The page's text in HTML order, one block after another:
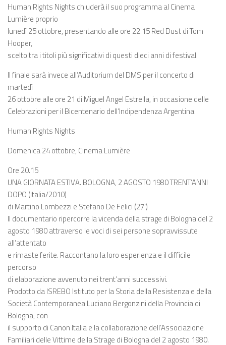
Human Rights Nights chiuderà il suo programma al Cinema
Lumière proprio
lunedì 25 ottobre, presentando alle ore 22.15 Red Dust di Tom
Hooper,
scelto tra i titoli più significativi di questi dieci anni di festival.
Il finale sarà invece all’Auditorium del DMS per il concerto di
martedì
26 ottobre alle ore 21 di Miguel Angel Estrella, in occasione delle
Celebrazioni per il Bicentenario dell’Indipendenza Argentina.
Human Rights Nights
Domenica 24 ottobre, Cinema Lumière
Ore 20.15
UNA GIORNATA ESTIVA. BOLOGNA, 2 AGOSTO 1980 TRENT’ANNI
DOPO (Italia/2010)
di Martino Lombezzi e Stefano De Felici (27’)
Il documentario ripercorre la vicenda della strage di Bologna del 2
agosto 1980 attraverso le voci di sei persone sopravvissute
all’attentato
e rimaste ferite. Raccontano la loro esperienza e il difficile
percorso
di elaborazione avvenuto nei trent’anni successivi.
Prodotto da ISREBO Istituto per la Storia della Resistenza e della
Società Contemporanea Luciano Bergonzini della Provincia di
Bologna, con
il supporto di Canon Italia e la collaborazione dell’Associazione
Familiari delle Vittime della Strage di Bologna del 2 agosto 1980.